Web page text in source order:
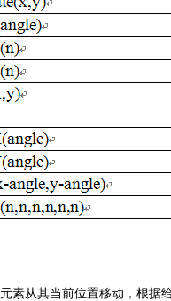
素从其当前位置移动，根据